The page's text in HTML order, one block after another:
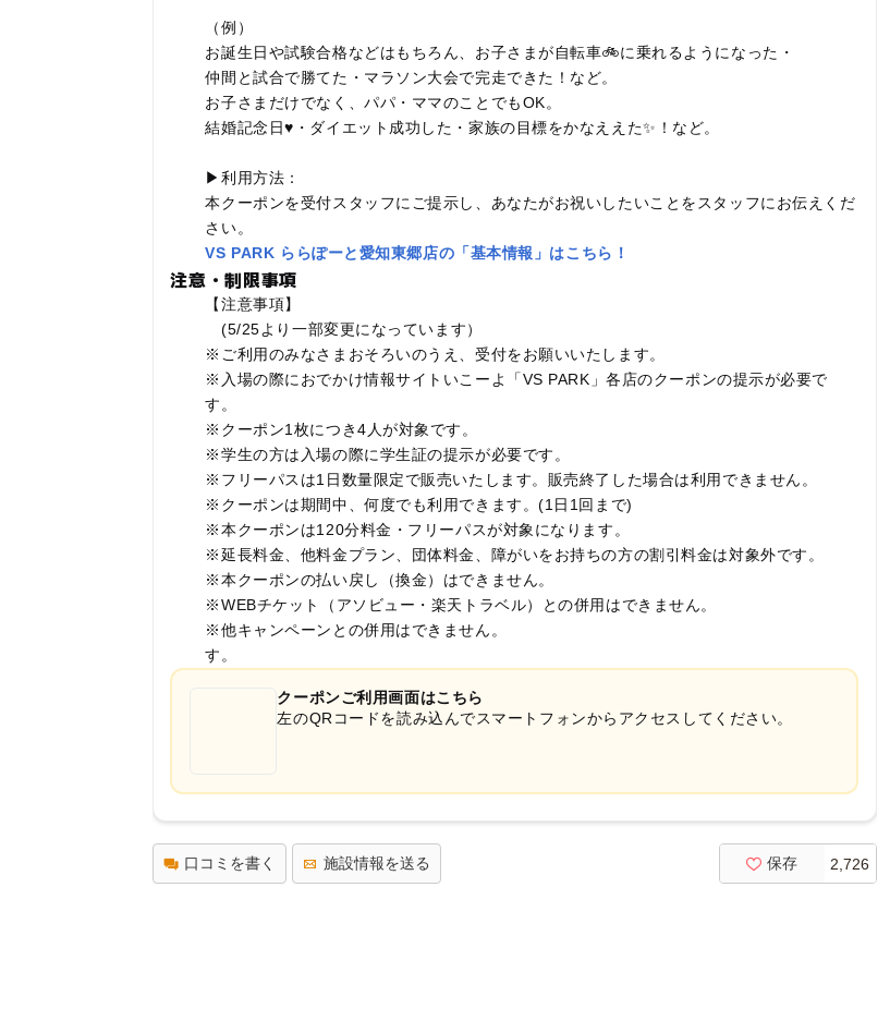
（例）
お誕生日や試験合格などはもちろん、お子さまが自転車🚲に乗れるようになった・
仲間と試合で勝てた・マラソン大会で完走できた！など。
お子さまだけでなく、パパ・ママのことでもOK。
結婚記念日♥️・ダイエット成功した・家族の目標をかなええた✨！など。
▶利用方法：
本クーポンを受付スタッフにご提示し、あなたがお祝いしたいことをスタッフにお伝えくだ
さい。
VS PARK ららぽーと愛知東郷店の「基本情報」はこちら！
注意・制限事項
【注意事項】
(5/25より一部変更になっています）
※ご利用のみなさまおそろいのうえ、受付をお願いいたします。
※入場の際におでかけ情報サイトいこーよ「VS PARK」各店のクーポンの提示が必要で
す。
※クーポン1枚につき4人が対象です。
※学生の方は入場の際に学生証の提示が必要です。
※フリーパスは1日数量限定で販売いたします。販売終了した場合は利用できません。
※クーポンは期間中、何度でも利用できます。(1日1回まで)
※本クーポンは120分料金・フリーパスが対象になります。
※延長料金、他料金プラン、団体料金、障がいをお持ちの方の割引料金は対象外です。
※本クーポンの払い戻し（換金）はできません。
※WEBチケット（アソビュー・楽天トラベル）との併用はできません。
※他キャンペーンとの併用はできません。
す。
クーポンご利用画面はこちら
左のQRコードを読み込んでスマートフォンからアクセスしてください。
口コミを書く 施設情報を送る 保存 2,726